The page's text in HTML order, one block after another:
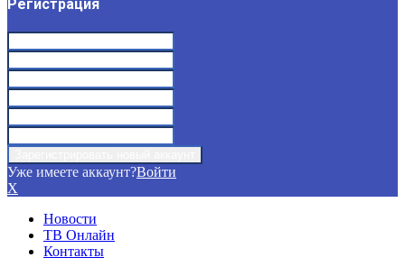
Регистрация
Уже имеете аккаунт?Войти
X
Новости
ТВ Онлайн
Контакты